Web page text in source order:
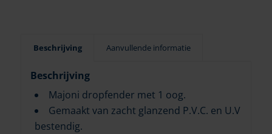
Beschrijving Aanvullende informatie
Beschrijving
Majoni dropfender met 1 oog.
Gemaakt van zacht glanzend P.V.C. en U.V
bestendig.